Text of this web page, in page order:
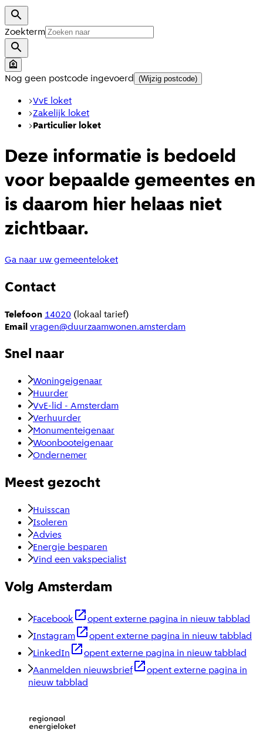
Zoekterm
Nog geen postcode ingevoerd (Wijzig postcode)
VvE loket
Zakelijk loket
Particulier loket
Deze informatie is bedoeld
voor bepaalde gemeentes en
is daarom hier helaas niet
zichtbaar.
Ga naar uw gemeenteloket
Contact
Telefoon 14020 (lokaal tarief)
Emailvragen@duurzaamwonen.amsterdam
Snel naar
Woningeigenaar
Huurder
VvE-lid - Amsterdam
Verhuurder
Monumenteigenaar
Woonbooteigenaar
Ondernemer
Meest gezocht
Huisscan
Isoleren
Advies
Energie besparen
Vind een vakspecialist
Volg Amsterdam
Facebook
opent externe pagina in nieuw tabblad
Instagram
opent externe pagina in nieuw tabblad
LinkedIn
opent externe pagina in nieuw tabblad
Aanmelden nieuwsbrief
opent externe pagina in
nieuw tabblad